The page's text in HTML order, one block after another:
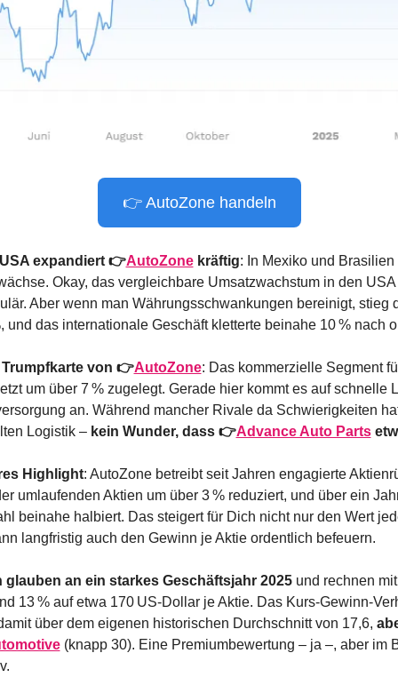
👉 AutoZone handeln
expandiert 👉AutoZone kräftig: In Mexiko und
Okay, das vergleichbare Umsatzwachstum in den USA
Aber wenn man Währungsschwankungen bereinigt, stieg
und das internationale Geschäft kletterte beinahe 10 % nach
von 👉AutoZone: Das kommerzielle Segment
um über 7 % zugelegt. Gerade hier kommt es auf schnelle
an. Während mancher Rivale da Schwierigkeiten
Logistik – kein Wunder, dass 👉Advance Auto Parts
Highlight: AutoZone betreibt seit Jahren engagierte
umlaufenden Aktien um über 3 % reduziert, und über ein
beinahe halbiert. Das steigert für Dich nicht nur den Wert
langfristig auch den Gewinn je Aktie ordentlich befeuern.
glauben an ein starkes Geschäftsjahr 2025 und rechnen
13 % auf etwa 170 US-Dollar je Aktie. Das Kurs-Gewinn-
über dem eigenen historischen Durchschnitt von 17,6,
(knapp 30). Eine Premiumbewertung – ja –, aber im